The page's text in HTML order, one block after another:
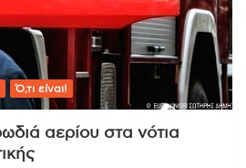
Ό,τι είναι!
αερίου στα νότια